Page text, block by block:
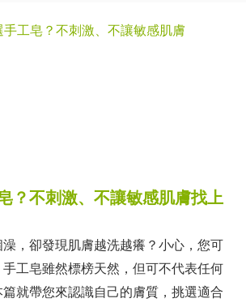
？不刺激、不讓敏感肌膚找上
，卻發現肌膚越洗越癢？小心，您可
工皂雖然標榜天然，但可不代表任何
就帶您來認識自己的膚質，挑選適合